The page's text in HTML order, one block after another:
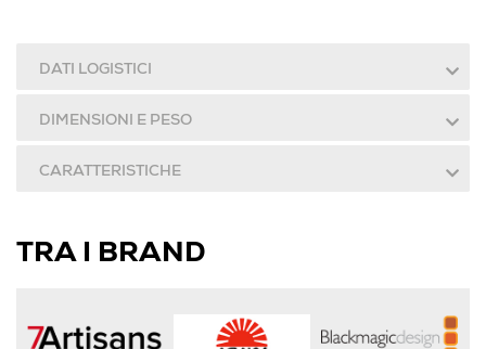
DATI LOGISTICI
DIMENSIONI E PESO
CARATTERISTICHE
TRA I BRAND